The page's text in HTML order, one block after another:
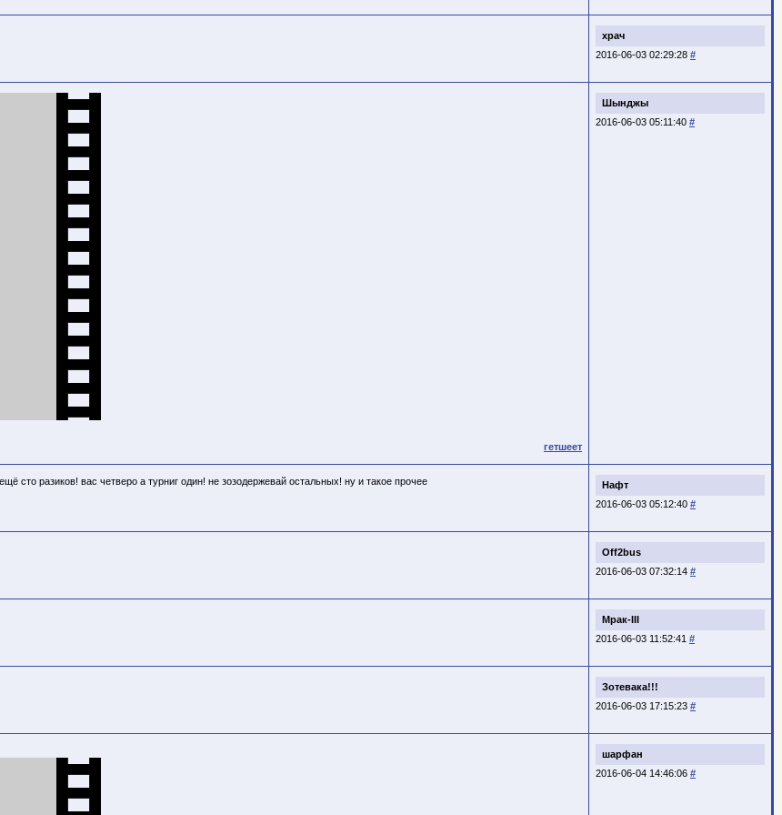
храч
2016-06-03 02:29:28 #
Шынджы
2016-06-03 05:11:40 #
гетшеет
Нафт
2016-06-03 05:12:40 #
сто разиков! вас четверо а турниг один! не зозодержевай остальных! ну и такое прочее
Off2bus
2016-06-03 07:32:14 #
Мрак-III
2016-06-03 11:52:41 #
Зотевака!!!
2016-06-03 17:15:23 #
шарфан
2016-06-04 14:46:06 #